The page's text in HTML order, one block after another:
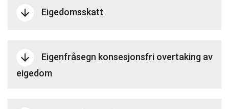
arrow_downward Eigedomsskatt
arrow_downward
Eigenfråsegn konsesjonsfri overtaking av
eigedom